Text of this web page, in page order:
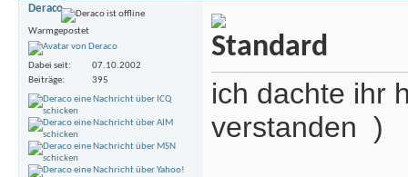
Deraco
Warmgepostet
Dabei seit
07.10.2002
Beiträge
395
ich dachte ihr
verstanden )